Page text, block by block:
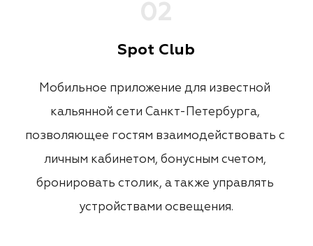
02
Spot Club
Мобильное приложение для известной
кальянной сети Санкт-Петербурга,
позволяющее гостям взаимодействовать с
личным кабинетом, бонусным счетом,
бронировать столик, а также управлять
устройствами освещения.